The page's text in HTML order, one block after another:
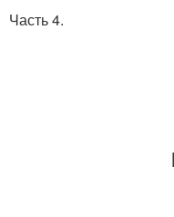
Часть 4.